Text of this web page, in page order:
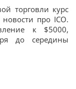
торговли курс
про ICO.
к $5000,
до середины